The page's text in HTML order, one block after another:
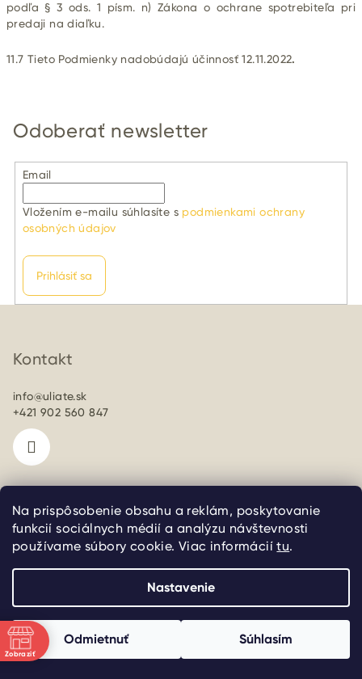
Na prispôsobenie obsahu a reklám, poskytovanie
funkcií sociálnych médií a analýzu návštevnosti
používame súbory cookie. Viac informáciítu.
Nastavenie
Odmietnuť Súhlasím
podľa § 3 ods. 1 písm. n) Zákona o ochrane spotrebiteľa pri
predaji na diaľku.
11.7 Tieto Podmienky nadobúdajú účinnosť12.11.2022.
Odoberať newsletter
Email
Vložením e-mailu súhlasíte s podmienkami ochrany
osobných údajov
Prihlásiť sa
Kontakt
info@uliate.sk
+421 902 560 847
Informácie pre vás
O nás
Obchodné podmienky
Podmienky ochrany osobných údajov
Vrátenie a reklamácia tovaru
Zobraziť